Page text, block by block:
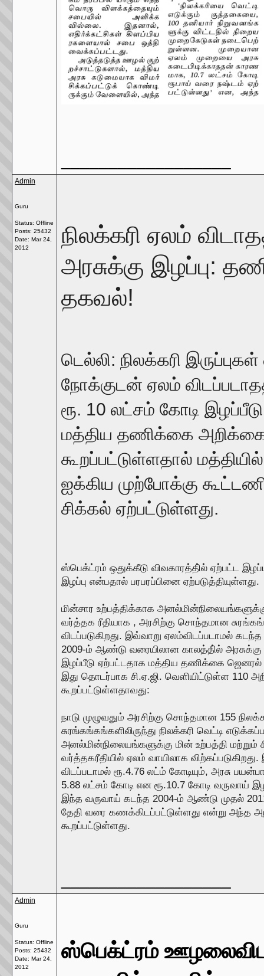
Admin
Guru
Status: Offline
Posts: 25432
Date: Mar 24,
2012
நிலக்கரி ஏலம்
அரசுக்கு இழப்பு:
தகவல்!
டெல்லி: நிலக்கரி
நோக்குடன் ஏலம்
ரூ. 10 லட்சம் கோடி
மத்திய தணிக்கை
கூறப்பட்டுள்ளதால்
ஐக்கிய முற்போக்கு
சிக்கல் ஏற்பட்டுள்ளது.
ஸ்பெக்ட்ரம் ஒதுக்கீடு விவகாரத்தி்ல் ஏற்பட்ட
இழப்பு என்பதால் பரபரப்பினை ஏற்படுத்தியுள்ளது.
மின்சார உற்பத்திக்காக
வர்த்தக ரீதியாக , அரசிற்கு சொந்தமான
விடப்படுகிறது. இவ்வாறு ஏலம்விடப்படாமல்
2009-ம் ஆண்டு வரையிலான காலத்தி்ல் அரசுக்கு
இழப்பீடு ஏற்பட்டதாக மத்திய தணிக்கை ஜெனரல்
இது தொடர்பாக சி.ஏ.ஜி. வெளியிட்டுள்ள 110
கூறப்பட்டுள்ளதாவது:
நாடு முழுவதும் அரசிற்கு சொந்தமான 155
சுரங்கங்கங்களிலிருந்து நிலக்கரி வெட்டி
அனல்மின்நிலையங்களுக்கு மின் உற்பத்தி
வர்த்தகரீதியில் ஏலம் வாயிலாக
விடப்படாமல் ரூ.4.76 லட்ம் கோடியும், அரசு
5.88 லட்சம் கோடி என ரூ.10.7 கோடி வருவாய்
இந்த வருவாய் கடந்த 2004-ம் ஆண்டு முதல்
தேதி வரை கணக்கிடப்பட்டுள்ளது என்று அந்த
கூறப்பட்டுள்ளது.
Admin
Guru
Status: Offline
Posts: 25432
Date: Mar 24,
2012
ஸ்பெக்ட்ரம் ஊழலைவிட